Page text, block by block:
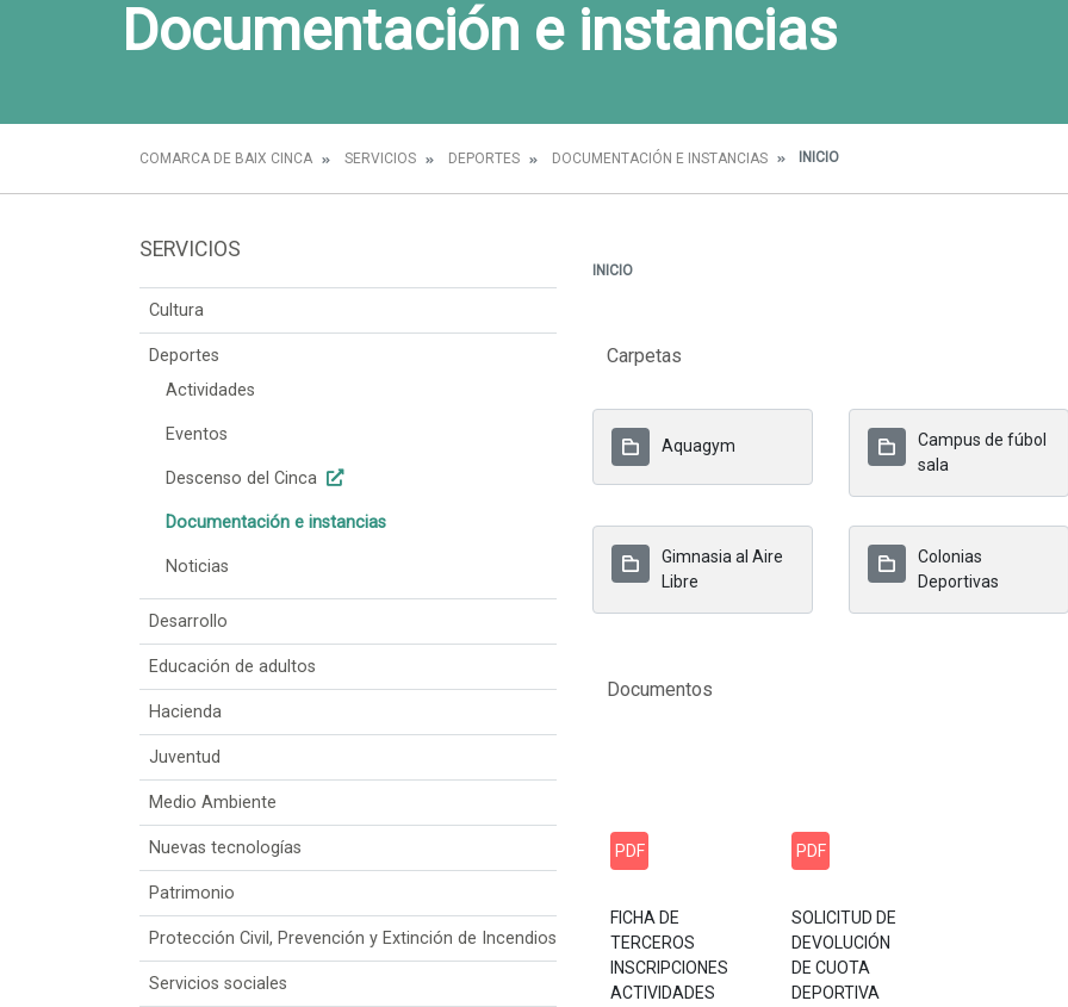
Documentación e instancias
COMARCA DE BAIX CINCA SERVICIOS DEPORTES DOCUMENTACIÓN E INSTANCIAS INICIO
SERVICIOS
Cultura
Deportes
Actividades
Eventos
Descenso del Cinca
Documentación e instancias
Noticias
Desarrollo
Educación de adultos
Hacienda
Juventud
Medio Ambiente
Nuevas tecnologías
Patrimonio
Protección Civil, Prevención y Extinción de Incendios
Servicios sociales
INICIO
Carpetas
Aquagym
Campus de fúbol
sala
Gimnasia al Aire
Libre
Colonias
Deportivas
Documentos
PDF
FICHA DE
TERCEROS
INSCRIPCIONES
ACTIVIDADES
PDF
SOLICITUD DE
DEVOLUCIÓN
DE CUOTA
DEPORTIVA